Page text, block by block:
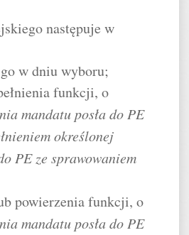
następuje w
w dniu wyboru;
funkcji, o
mandatu posła do PE
określonej
PE ze sprawowaniem
powierzenia funkcji, o
mandatu posła do PE